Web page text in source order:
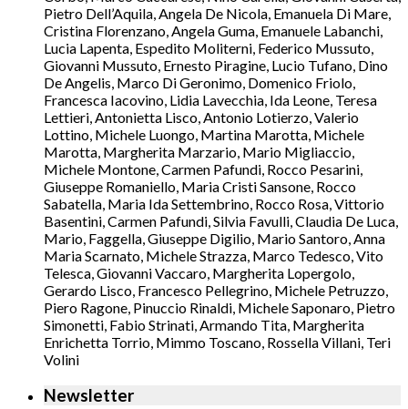
Pietro Dell’Aquila, Angela De Nicola, Emanuela Di Mare,
Cristina Florenzano, Angela Guma, Emanuele Labanchi,
Lucia Lapenta, Espedito Moliterni, Federico Mussuto,
Giovanni Mussuto, Ernesto Piragine, Lucio Tufano, Dino
De Angelis, Marco Di Geronimo, Domenico Friolo,
Francesca Iacovino, Lidia Lavecchia, Ida Leone, Teresa
Lettieri, Antonietta Lisco, Antonio Lotierzo, Valerio
Lottino, Michele Luongo, Martina Marotta, Michele
Marotta, Margherita Marzario, Mario Migliaccio,
Michele Montone, Carmen Pafundi, Rocco Pesarini,
Giuseppe Romaniello, Maria Cristi Sansone, Rocco
Sabatella, Maria Ida Settembrino, Rocco Rosa, Vittorio
Basentini, Carmen Pafundi, Silvia Favulli, Claudia De Luca,
Mario, Faggella, Giuseppe Digilio, Mario Santoro, Anna
Maria Scarnato, Michele Strazza, Marco Tedesco, Vito
Telesca, Giovanni Vaccaro, Margherita Lopergolo,
Gerardo Lisco, Francesco Pellegrino, Michele Petruzzo,
Piero Ragone, Pinuccio Rinaldi, Michele Saponaro, Pietro
Simonetti, Fabio Strinati, Armando Tita, Margherita
Enrichetta Torrio, Mimmo Toscano, Rossella Villani, Teri
Volini
Newsletter